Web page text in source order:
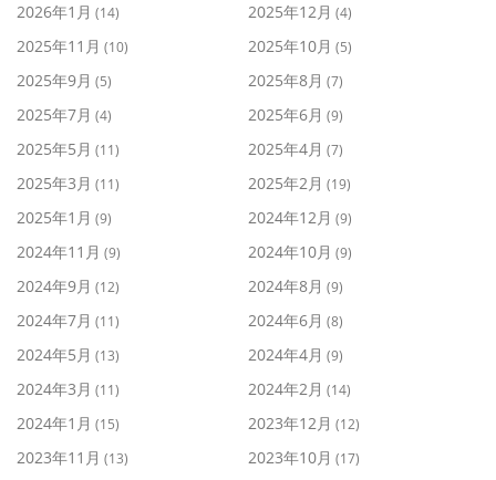
2026年1月 (14) 2025年12月 (4)
2025年11月 (10) 2025年10月 (5)
2025年9月 (5) 2025年8月 (7)
2025年7月 (4) 2025年6月 (9)
2025年5月 (11) 2025年4月 (7)
2025年3月 (11) 2025年2月 (19)
2025年1月 (9) 2024年12月 (9)
2024年11月 (9) 2024年10月 (9)
2024年9月 (12) 2024年8月 (9)
2024年7月 (11) 2024年6月 (8)
2024年5月 (13) 2024年4月 (9)
2024年3月 (11) 2024年2月 (14)
2024年1月 (15) 2023年12月 (12)
2023年11月 (13) 2023年10月 (17)